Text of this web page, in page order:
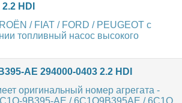
HDI
/ FIAT / FORD / PEUGEOT с
топливный насос высокого
AE 294000-0403 2.2 HDI
оригинальный номер агрегата -
9B395-AE / 6C1Q9B395AE / 6C1Q